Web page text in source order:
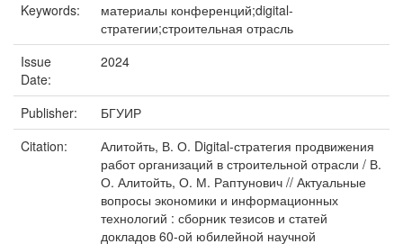
Keywords:
материалы конференций;digital-
стратегии;строительная отрасль
Issue
Date:
2024
Publisher:
БГУИР
Citation:
Алитойть, В. О. Digital-стратегия продвижения
работ организаций в строительной отрасли / В.
О. Алитойть, О. М. Раптунович // Актуальные
вопросы экономики и информационных
технологий : сборник тезисов и статей
докладов 60-ой юбилейной научной